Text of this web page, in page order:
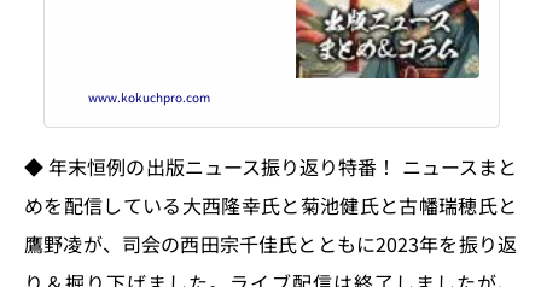
www.kokuchpro.com
◆ 年末恒例の出版ニュース振り返り特番！ ニュースまと
めを配信している大西隆幸氏と菊池健氏と古幡瑞穂氏と
鷹野凌が、司会の西田宗千佳氏とともに2023年を振り返